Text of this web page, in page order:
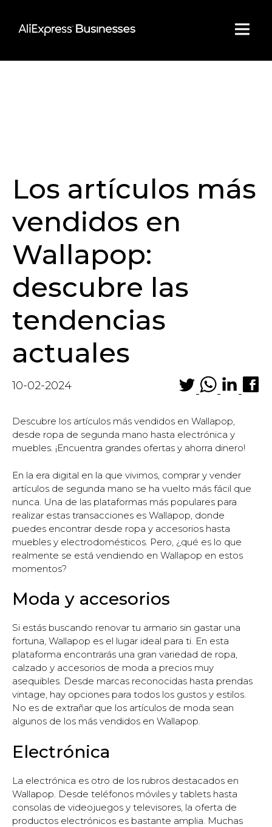
content
Los artículos más
vendidos en
Wallapop:
descubre las
tendencias
actuales
10-02-2024
Descubre los artículos más vendidos en Wallapop,
desde ropa de segunda mano hasta electrónica y
muebles. ¡Encuentra grandes ofertas y ahorra dinero!
En la era digital en la que vivimos, comprar y vender
artículos de segunda mano se ha vuelto más fácil que
nunca. Una de las plataformas más populares para
realizar estas transacciones es Wallapop, donde
puedes encontrar desde ropa y accesorios hasta
muebles y electrodomésticos. Pero, ¿qué es lo que
realmente se está vendiendo en Wallapop en estos
momentos?
Moda y accesorios
Si estás buscando renovar tu armario sin gastar una
fortuna, Wallapop es el lugar ideal para ti. En esta
plataforma encontrarás una gran variedad de ropa,
calzado y accesorios de moda a precios muy
asequibles. Desde marcas reconocidas hasta prendas
vintage, hay opciones para todos los gustos y estilos.
No es de extrañar que los artículos de moda sean
algunos de los más vendidos en Wallapop.
Electrónica
La electrónica es otro de los rubros destacados en
Wallapop. Desde teléfonos móviles y tablets hasta
consolas de videojuegos y televisores, la oferta de
productos electrónicos es bastante amplia. Muchas